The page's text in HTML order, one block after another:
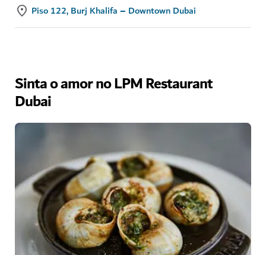
Piso 122, Burj Khalifa – Downtown Dubai
Sinta o amor no LPM Restaurant
Dubai